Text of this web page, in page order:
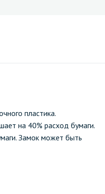
пластика.
на 40% расход бумаги.
Замок может быть